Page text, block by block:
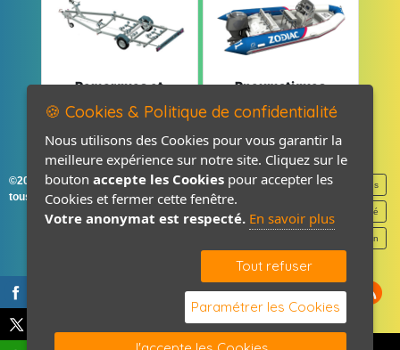
Remorques et
Pneumatiques
©2026-2027 France Accastillage
tous droits réservés
Mentions légales
Politique de confidentialité
Contact / Plan
🍪 Cookies & Politique de confidentialité
Nous utilisons des Cookies pour vous garantir la
meilleure expérience sur notre site. Cliquez sur le
bouton accepte les Cookies pour accepter les
Cookies et fermer cette fenêtre.
Votre anonymat est respecté. En savoir plus
Tout refuser
Paramétrer les Cookies